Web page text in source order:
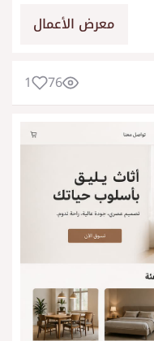
معرض الأعمال
76
1